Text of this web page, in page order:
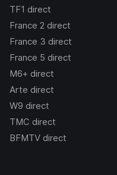
TF1 direct
France 2 direct
France 3 direct
France 5 direct
M6+ direct
Arte direct
W9 direct
TMC direct
BFMTV direct